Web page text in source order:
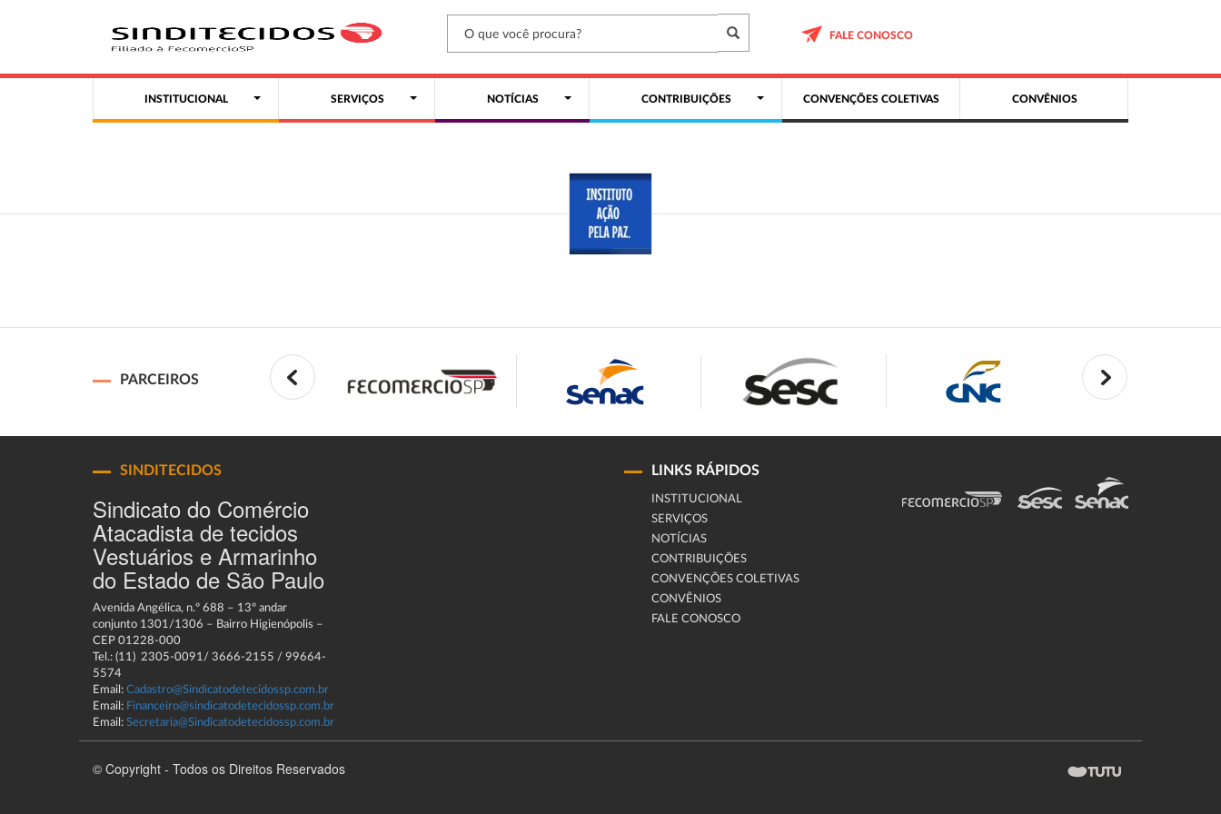
FALE CONOSCO
INSTITUCIONAL SERVIÇOS NOTÍCIAS CONTRIBUIÇÕES CONVENÇÕES COLETIVAS CONVÊNIOS
PARCEIROS
SINDITECIDOS
Sindicato do Comércio
Atacadista de tecidos
Vestuários e Armarinho
do Estado de São Paulo
Avenida Angélica, n.º 688 – 13º andar
conjunto 1301/1306 – Bairro Higienópolis –
CEP 01228-000
Tel.: (11) 2305-0091/ 3666-2155 / 99664-
5574
Email: Cadastro@Sindicatodetecidossp.com.br
Email: Financeiro@sindicatodetecidossp.com.br
Email: Secretaria@Sindicatodetecidossp.com.br
LINKS RÁPIDOS
INSTITUCIONAL
SERVIÇOS
NOTÍCIAS
CONTRIBUIÇÕES
CONVENÇÕES COLETIVAS
CONVÊNIOS
FALE CONOSCO
© Copyright - Todos os Direitos Reservados